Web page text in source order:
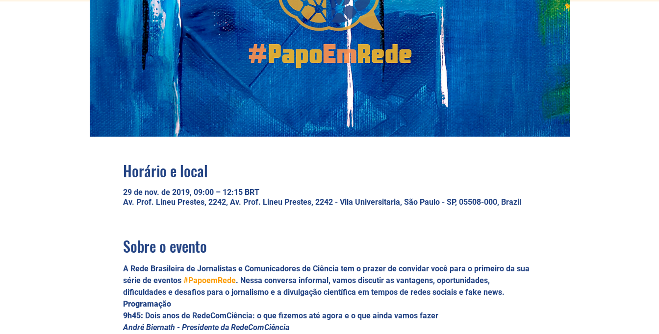
Horário e local
29 de nov. de 2019, 09:00 – 12:15 BRT
Av. Prof. Lineu Prestes, 2242, Av. Prof. Lineu Prestes, 2242 - Vila Universitaria, São Paulo - SP, 05508-000, Brazil
Sobre o evento
A Rede Brasileira de Jornalistas e Comunicadores de Ciência tem o prazer de convidar você para o primeiro da sua
série de eventos #PapoemRede. Nessa conversa informal, vamos discutir as vantagens, oportunidades,
dificuldades e desafios para o jornalismo e a divulgação científica em tempos de redes sociais e fake news.
Programação
9h45: Dois anos de RedeComCiência: o que fizemos até agora e o que ainda vamos fazer
André Biernath - Presidente da RedeComCiência